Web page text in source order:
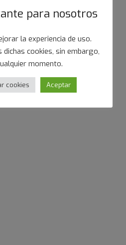
para nosotros
la experiencia de uso.
cookies, sin embargo,
momento.
cookies Aceptar